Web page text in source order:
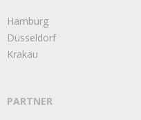
Hamburg
Düsseldorf
Krakau
PARTNER